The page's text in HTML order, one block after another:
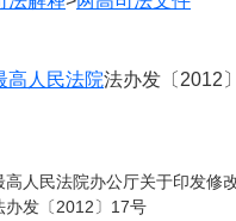
高人民法院法办发〔2012
高人民法院办公厅关于印发修
办发〔2012〕17号